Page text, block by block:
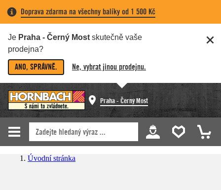
Doprava zdarma na všechny balíky od 1 500 Kč
Je Praha - Černý Most skutečně vaše
prodejna?
ANO, SPRÁVNĚ. Ne, vybrat jinou prodejnu.
Praha - Černý Most
Úvodní stránka